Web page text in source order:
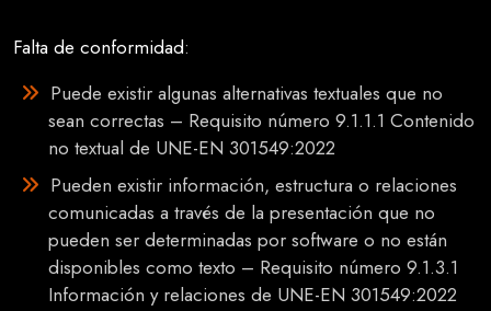
Falta de conformidad:
Puede existir algunas alternativas textuales que no
sean correctas – Requisito número 9.1.1.1 Contenido
no textual de UNE-EN 301549:2022
Pueden existir información, estructura o relaciones
comunicadas a través de la presentación que no
pueden ser determinadas por software o no están
disponibles como texto – Requisito número 9.1.3.1
Información y relaciones de UNE-EN 301549:2022